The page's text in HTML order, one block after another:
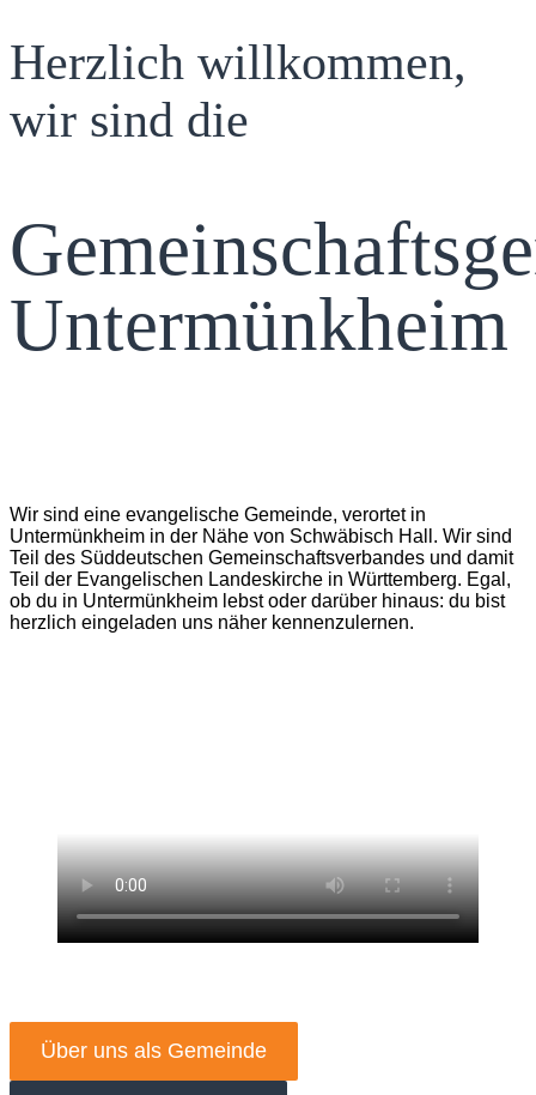
Herzlich willkommen,
wir sind die
Untermünkheim
Wir sind eine evangelische Gemeinde, verortet in
Untermünkheim in der Nähe von Schwäbisch Hall. Wir sind
Teil des Süddeutschen Gemeinschaftsverbandes und damit
Teil der Evangelischen Landeskirche in Württemberg. Egal,
ob du in Untermünkheim lebst oder darüber hinaus: du bist
herzlich eingeladen uns näher kennenzulernen.
Über uns als Gemeinde